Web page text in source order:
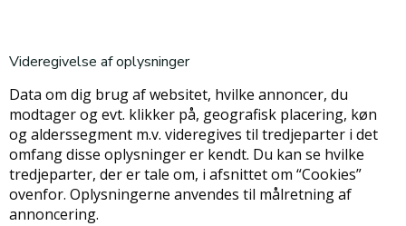
Videregivelse af oplysninger
Data om dig brug af websitet, hvilke annoncer, du
modtager og evt. klikker på, geografisk placering, køn
og alderssegment m.v. videregives til tredjeparter i det
omfang disse oplysninger er kendt. Du kan se hvilke
tredjeparter, der er tale om, i afsnittet om “Cookies”
ovenfor. Oplysningerne anvendes til målretning af
annoncering.